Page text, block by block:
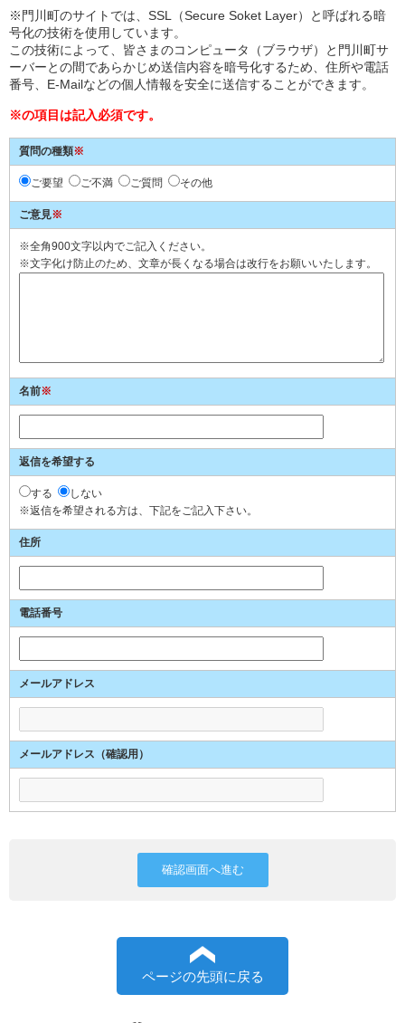
※門川町のサイトでは、SSL（Secure Soket Layer）と呼ばれる暗
号化の技術を使用しています。
この技術によって、皆さまのコンピュータ（ブラウザ）と門川町サ
ーバーとの間であらかじめ送信内容を暗号化するため、住所や電話
番号、E-Mailなどの個人情報を安全に送信することができます。
※の項目は記入必須です。
質問の種類※
ご要望 ご不満 ご質問 その他
ご意見※
※全角900文字以内でご記入ください。
※文字化け防止のため、文章が長くなる場合は改行をお願いいたします。
名前※
返信を希望する
する
しない
※返信を希望される方は、下記をご記入下さい。
住所
電話番号
メールアドレス
メールアドレス（確認用）
ページの先頭に戻る